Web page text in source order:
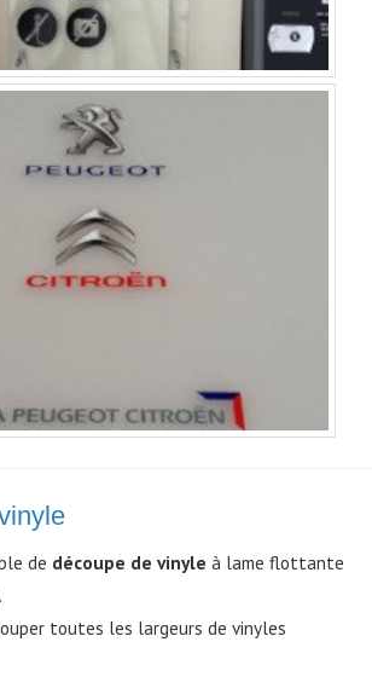
de découpe de vinyle à lame flottante
toutes les largeurs de vinyles